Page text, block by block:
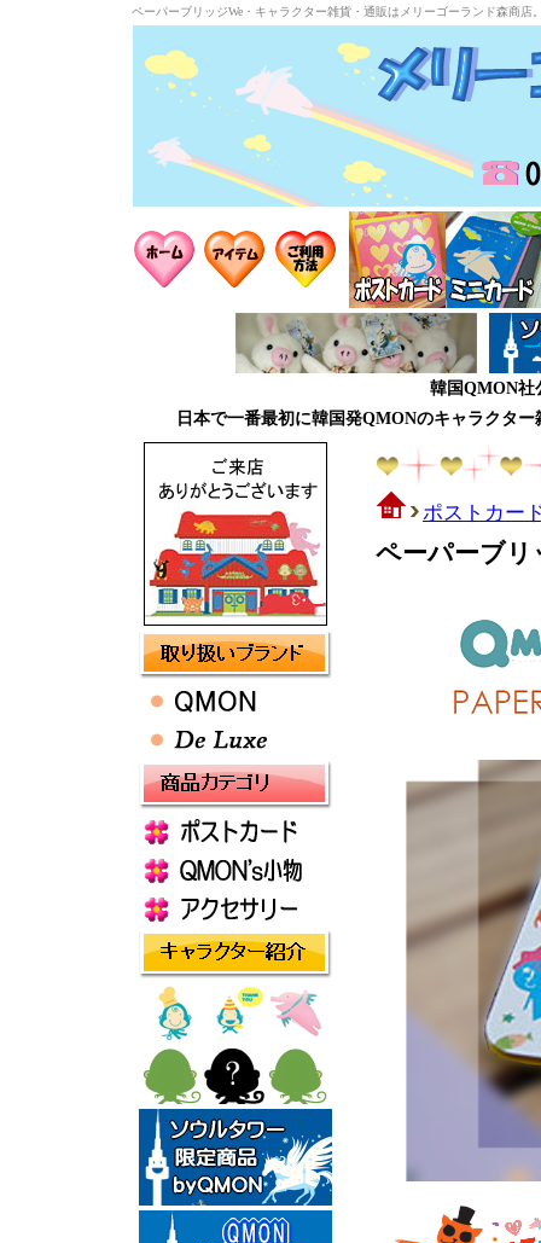
ペーパーブリッジWe・キャラクター雑貨・通販はメリーゴーランド森商店
韓国QMON社
日本で一番最初に韓国発QMONのキャラクタ
ポストカー
ペーパーブリ